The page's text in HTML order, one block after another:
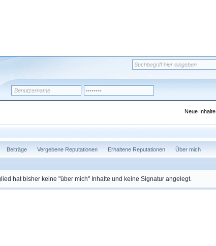
Neue Inhalte
Beiträge Vergebene Reputationen Erhaltene Reputationen Über mich
hat bisher keine "über mich" Inhalte und keine Signatur angelegt.